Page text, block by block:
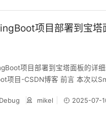
项目部署到宝
项目部署到宝塔面板的详
项目-CSDN博客 前言 本次以
源项目为例）、Navicat Premi
Debug mikel 2025-07-